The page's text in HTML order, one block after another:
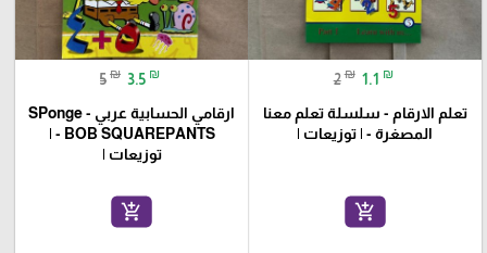
2 ₪ 1.1 ₪
تعلم الارقام - سلسلة تعلم معنا
المصغرة - | توزيعات |
add_shopping_cart
5 ₪ 3.5 ₪
ارقامي الحسابية عربي - SPonge
BOB SQUAREPANTS - |
توزيعات |
add_shopping_cart